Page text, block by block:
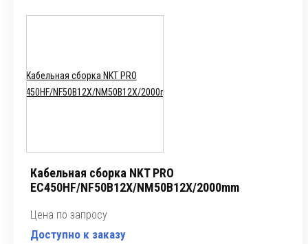
Кабельная сборка NKT PRO
EC450HF/NF50B12X/NM50B12X/2000mm
Цена по запросу
Доступно к заказу